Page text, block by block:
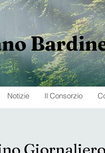
Notizie Il Consorzio